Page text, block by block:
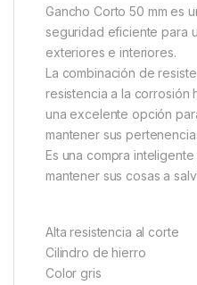
Gancho Corto 50 mm es
seguridad eficiente para
exteriores e interiores.
La combinación de
resistencia a la corrosión
una excelente opción
mantener sus
Es una compra
mantener sus cosas a
Alta resistencia al corte
Cilindro de hierro
Color gris